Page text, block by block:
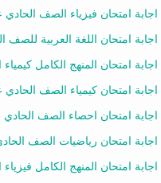
امتحان فيزياء الصف الحادي عشر علمي
امتحان اللغة العربية للصف العاشر
امتحان المنهج الكامل كيمياء الصف الحادي عشر
امتحان كيمياء الصف الحادي عشر علمي
امتحان احصاء الصف الحادي عشر أدبي
امتحان رياضيات الصف الحادي عشر علمي
امتحان المنهج الكامل فيزياء الصف العاشر